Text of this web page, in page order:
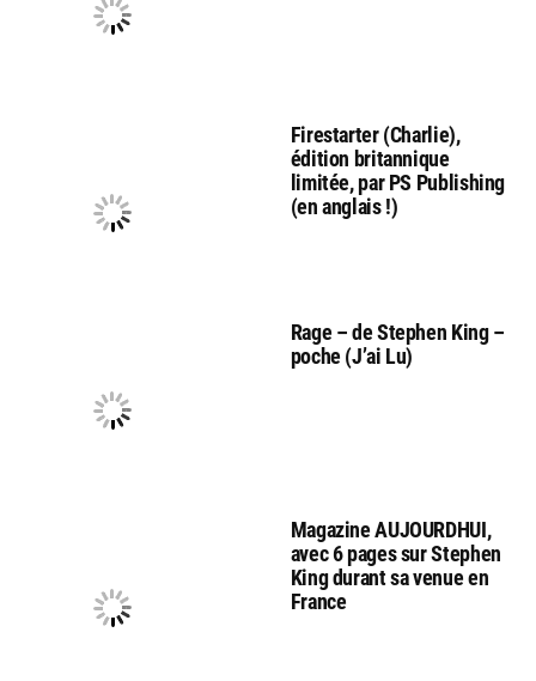
Firestarter (Charlie),
édition britannique
limitée, par PS Publishing
(en anglais !)
Rage – de Stephen King –
poche (J’ai Lu)
Magazine AUJOURDHUI,
avec 6 pages sur Stephen
King durant sa venue en
France